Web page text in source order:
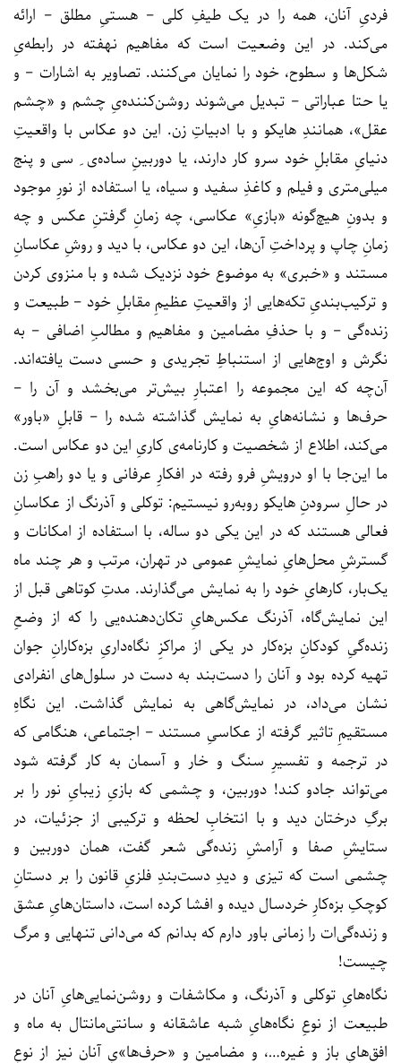
فردیِ آنان، همه را در یک طیفِ کلی – هستیِ مطلق – ارائه
می‌کند. در این وضعیت است که مفاهیم نهفته در رابطه‌یِ
شکل‌ها و سطوح، خود را نمایان می‌کنند. تصاویر به اشارات – و
یا حتا عباراتی – تبدیل می‌شوند روشن‌کننده‌یِ چشم و «چشم
عقل»، همانندِ هایکو و با ادبیاتِ زن. این دو عکاس با واقعیتِ
دنیایِ مقابلِ خود سرو کار دارند، یا دوربینِ ساده‌ی ِ سی و پنج
میلی‌متری و فیلم و کاغذِ سفید و سیاه، یا استفاده از نورِ موجود
و بدونِ هیچ‌گونه «بازیِ» عکاسی، چه زمانِ گرفتنِ عکس و چه
زمانِ چاپ و پرداختِ آن‌ها، این دو عکاس، با دید و روشِ عکاسانِ
مستند و «خبری» به موضوع خود نزدیک شده و با منزوی کردن
و ترکیب‌بندیِ تکه‌هایی از واقعیتِ عظیمِ مقابلِ خود – طبیعت و
زنده‌گی – و با حذفِ مضامین و مفاهیم و مطالبِ اضافی – به
نگرش و اوج‌هایی از استنباطِ تجریدی و حسی دست یافته‌اند.
آن‌چه که این مجموعه را اعتبارِ بیش‌تر می‌بخشد و آن را –
حرف‌ها و نشانه‌هایِ به نمایش گذاشته شده را – قابلِ «باور»
می‌کند، اطلاع از شخصیت و کارنامه‌ی کاریِ این دو عکاس است.
ما این‌جا با او درویشِ فرو رفته در افکارِ عرفانی و یا دو راهبِ زن
در حالِ سرودنِ هایکو روبه‌رو نیستیم: توکلی و آذرنگ از عکاسانِ
فعالی هستند که در این یکی دو ساله، با استفاده از امکانات و
گسترشِ محل‌هایِ نمایشِ عمومی در تهران، مرتب و هر چند ماه
یک‌بار، کارهایِ خود را به نمایش می‌گذارند. مدتِ کوتاهی قبل از
این نمایش‌گاه، آذرنگ عکس‌هایِ تکان‌دهنده‌یی را که از وضعِ
زنده‌گیِ کودکانِ بزه‌کار در یکی از مراکزِ نگاه‌داریِ بزه‌کارانِ جوان
تهیه کرده بود و آنان را دست‌بند به دست در سلول‌های انفرادی
نشان می‌داد، در نمایش‌گاهی به نمایش گذاشت. این نگاهِ
مستقیمِ تاثیر گرفته از عکاسیِ مستند – اجتماعی، هنگامی که
در ترجمه و تفسیرِ سنگ و خار و آسمان به کار گرفته شود
می‌تواند جادو کند! دوربین، و چشمی که بازیِ زیبایِ نور را بر
برگِ درختان دید و با انتخابِ لحظه و ترکیبی از جزئیات، در
ستایشِ صفا و آرامشِ زنده‌گی شعر گفت، همان دوربین و
چشمی است که تیزی و دیدِ دست‌بندِ فلزیِ قانون را بر دستانِ
کوچکِ بزه‌کارِ خردسال دیده و افشا کرده است، داستان‌هایِ عشق
و زنده‌گی‌ات را زمانی باور دارم که بدانم که می‌دانی تنهایی و مرگ
چیست!
نگاه‌هایِ توکلی و آذرنگ، و مکاشفات و روشن‌نمایی‌هایِ آنان در
طبیعت از نوعِ نگاه‌هایِ شبه عاشقانه و سانتی‌مانتال به ماه و
افق‌هایِ باز و غیره…، و مضامین و «حرف‌ها»یِ آنان نیز از نوعِ